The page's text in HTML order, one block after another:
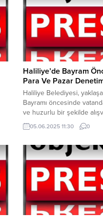
Haliliye’de Bayram
Para Ve Pazar
Haliliye Belediyesi,
Bayramı öncesinde
ve huzurlu bir şekilde
yapabilmeleri amacıyla
yoğunlaştırdı. Belediye
bağlı ekipler, kurbanlık
alanlarında sahte para
karşıortak bir bilgilendirme
gerçekleştirdi. Hayvan
noktalarda hem satıcılar
vatandaşlar, sahte para
05.06.2025 11:30 0